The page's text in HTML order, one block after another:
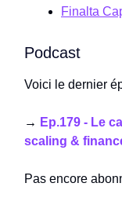
Finalta
Podcast
Voici le dernier
→ Ep.179 - Le
scaling &
Pas encore